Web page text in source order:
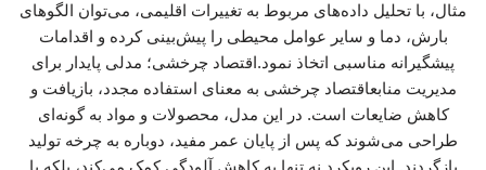
مثال، با تحلیل داده‌های مربوط به تغییرات اقلیمی، می‌توان الگوهای
بارش، دما و سایر عوامل محیطی را پیش‌بینی کرده و اقدامات
پیشگیرانه مناسبی اتخاذ نمود.اقتصاد چرخشی؛ مدلی پایدار برای
مدیریت منابعاقتصاد چرخشی به معنای استفاده مجدد، بازیافت و
کاهش ضایعات است. در این مدل، محصولات و مواد به گونه‌ای
طراحی می‌شوند که پس از پایان عمر مفید، دوباره به چرخه تولید
بازگردند. این رویکرد نه تنها به کاهش آلودگی کمک می‌کند، بلکه با